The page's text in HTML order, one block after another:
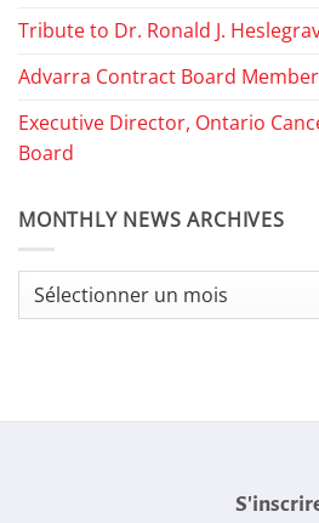
Tribute to Dr. Ronald J.
Advarra Contract Board Member
Executive Director, Ontario
Board
MONTHLY NEWS ARCHIVES
Monthly